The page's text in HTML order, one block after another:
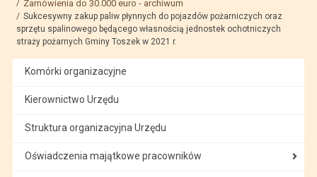
Zamówienia do 30.000 euro - archiwum
Sukcesywny zakup paliw płynnych do pojazdów pożarniczych oraz
sprzętu spalinowego będącego własnością jednostek ochotniczych
straży pożarnych Gminy Toszek w 2021 r.
Komórki organizacyjne
Kierownictwo Urzędu
Struktura organizacyjna Urzędu
Oświadczenia majątkowe pracowników